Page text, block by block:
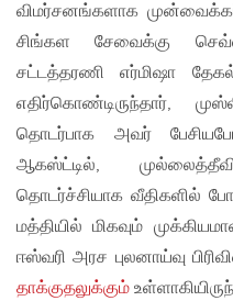
விமர்சனங்களாக
சிங்கள சேவைக்கு
சட்டத்தரணி எர்மிஷா
எதிர்கொண்டிருந்தார்,
தொடர்பாக அவர்
ஆகஸ்ட்டில்,
தொடர்ச்சியாக வீதிகளில்
மத்தியில் மிகவும்
ஈஸ்வரி அரச புலனாய்வு
தாக்குதலுக்கும்